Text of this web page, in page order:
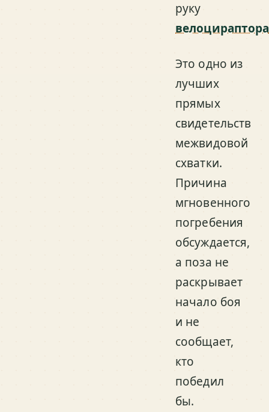
руку
велоцираптора
Это одно из
лучших
прямых
свидетельств
межвидовой
схватки.
Причина
мгновенного
погребения
обсуждается,
а поза не
раскрывает
начало боя
и не
сообщает,
кто
победил
бы.